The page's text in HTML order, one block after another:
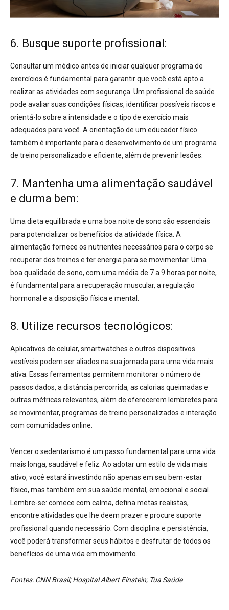
6. Busque suporte profissional:
Consultar um médico antes de iniciar qualquer programa de
exercícios é fundamental para garantir que você está apto a
realizar as atividades com segurança. Um profissional de saúde
pode avaliar suas condições físicas, identificar possíveis riscos e
orientá-lo sobre a intensidade e o tipo de exercício mais
adequados para você. A orientação de um educador físico
também é importante para o desenvolvimento de um programa
de treino personalizado e eficiente, além de prevenir lesões.
7. Mantenha uma alimentação saudável
e durma bem:
Uma dieta equilibrada e uma boa noite de sono são essenciais
para potencializar os benefícios da atividade física. A
alimentação fornece os nutrientes necessários para o corpo se
recuperar dos treinos e ter energia para se movimentar. Uma
boa qualidade de sono, com uma média de 7 a 9 horas por noite,
é fundamental para a recuperação muscular, a regulação
hormonal e a disposição física e mental.
8. Utilize recursos tecnológicos:
Aplicativos de celular, smartwatches e outros dispositivos
vestíveis podem ser aliados na sua jornada para uma vida mais
ativa. Essas ferramentas permitem monitorar o número de
passos dados, a distância percorrida, as calorias queimadas e
outras métricas relevantes, além de oferecerem lembretes para
se movimentar, programas de treino personalizados e interação
com comunidades online.
Vencer o sedentarismo é um passo fundamental para uma vida
mais longa, saudável e feliz. Ao adotar um estilo de vida mais
ativo, você estará investindo não apenas em seu bem-estar
físico, mas também em sua saúde mental, emocional e social.
Lembre-se: comece com calma, defina metas realistas,
encontre atividades que lhe deem prazer e procure suporte
profissional quando necessário. Com disciplina e persistência,
você poderá transformar seus hábitos e desfrutar de todos os
benefícios de uma vida em movimento.
Fontes: CNN Brasil; Hospital Albert Einstein; Tua Saúde